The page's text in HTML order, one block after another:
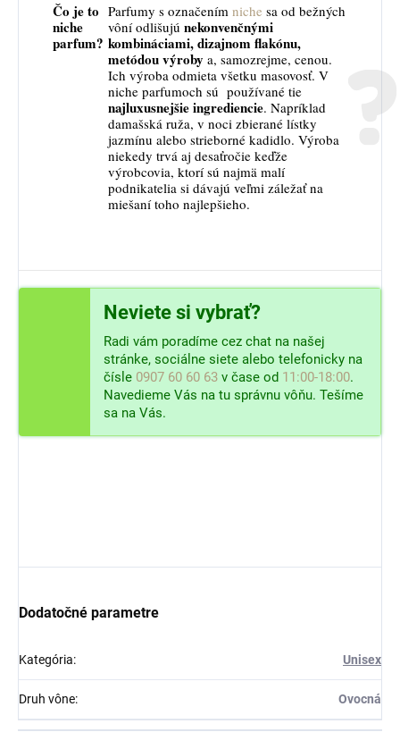
Čo je to
niche
parfum?
Parfumy s označením niche sa od bežných
vôní odlišujú nekonvenčnými
kombináciami, dizajnom flakónu,
metódou výroby a, samozrejme, cenou.
Ich výroba odmieta všetku masovosť. V
niche parfumoch sú používané tie
najluxusnejšie ingrediencie. Napríklad
damašská ruža, v noci zbierané lístky
jazmínu alebo strieborné kadidlo. Výroba
niekedy trvá aj desaťročie keďže
výrobcovia, ktorí sú najmä malí
podnikatelia si dávajú veľmi záležať na
miešaní toho najlepšieho.
Neviete si vybrať?
Radi vám poradíme cez chat na našej
stránke, sociálne siete alebo telefonicky na
čísle 0907 60 60 63 v čase od 11:00-18:00.
Navedieme Vás na tu správnu vôňu. Tešíme
sa na Vás.
Dodatočné parametre
Kategória: Unisex
Druh vône: Ovocná